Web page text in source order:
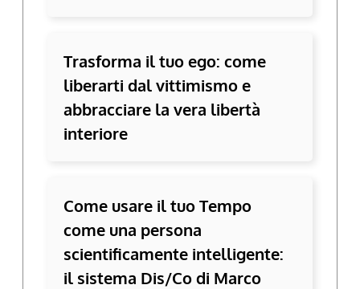
Trasforma il tuo ego: come
liberarti dal vittimismo e
abbracciare la vera libertà
interiore
Come usare il tuo Tempo
come una persona
scientificamente intelligente:
il sistema Dis/Co di Marco